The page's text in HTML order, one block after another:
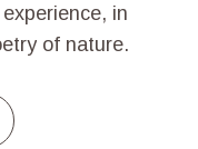
experience, in
of nature.